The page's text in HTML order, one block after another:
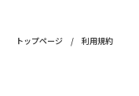
トップページ / 利用規約